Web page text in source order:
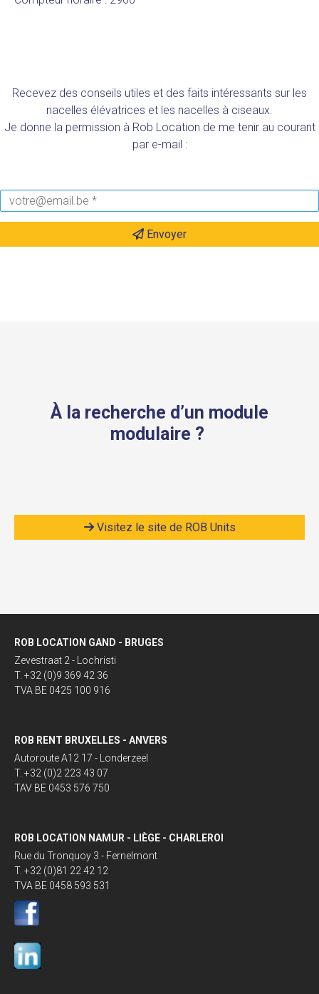
Recevez des conseils utiles et des faits intéressants sur les
nacelles élévatrices et les nacelles à ciseaux.
Je donne la permission à Rob Location de me tenir au courant
par e-mail :
Envoyer
À la recherche d’un module
modulaire ?
Visitez le site de ROB Units
ROB LOCATION GAND - BRUGES
Zevestraat 2 - Lochristi
T. +32 (0)9 369 42 36
TVA BE 0425 100 916
ROB RENT BRUXELLES - ANVERS
Autoroute A12 17 - Londerzeel
T. +32 (0)2 223 43 07
TAV BE 0453 576 750
ROB LOCATION NAMUR - LIÈGE - CHARLEROI
Rue du Tronquoy 3 - Fernelmont
T. +32 (0)81 22 42 12
TVA BE 0458 593 531